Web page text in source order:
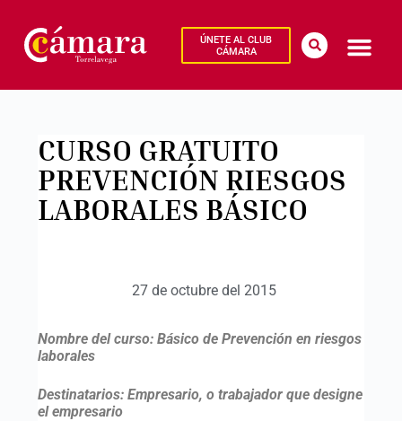
ÚNETE AL CLUB
CÁMARA
CURSO GRATUITO
PREVENCIÓN RIESGOS
LABORALES BÁSICO
27 de octubre del 2015
Nombre del curso: Básico de Prevención en riesgos
laborales
Destinatarios: Empresario, o trabajador que designe
el empresario